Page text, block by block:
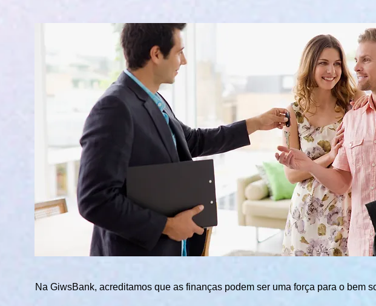
Na GiwsBank, acreditamos que as finanças podem ser uma força para o bem